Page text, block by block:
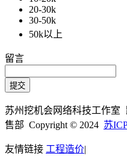
20-30k
30-50k
50k以上
留言
苏州挖机会网络科技工作室
售部 Copyright © 2024 苏
友情链接 工程造价|